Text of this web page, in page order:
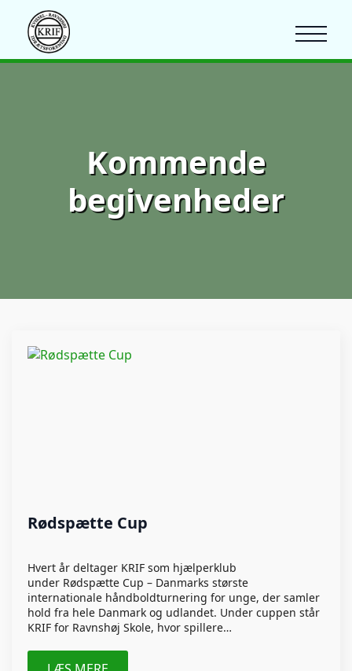
Kommende
begivenheder
Rødspætte Cup
Hvert år deltager KRIF som hjælperklub
under Rødspætte Cup – Danmarks største
internationale håndboldturnering for unge, der samler
hold fra hele Danmark og udlandet. Under cuppen står
KRIF for Ravnshøj Skole, hvor spillere…